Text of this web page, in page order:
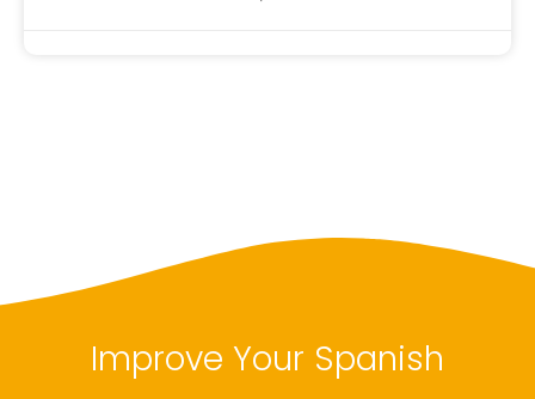
Improve Your Spanish